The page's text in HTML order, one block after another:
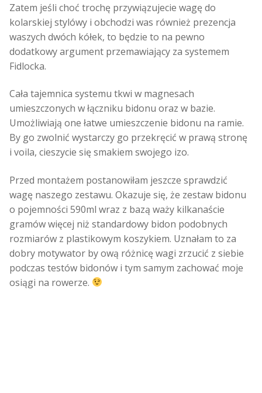
Zatem jeśli choć trochę przywiązujecie wagę do
kolarskiej stylówy i obchodzi was również prezencja
waszych dwóch kółek, to będzie to na pewno
dodatkowy argument przemawiający za systemem
Fidlocka.
Cała tajemnica systemu tkwi w magnesach
umieszczonych w łączniku bidonu oraz w bazie.
Umożliwiają one łatwe umieszczenie bidonu na ramie.
By go zwolnić wystarczy go przekręcić w prawą stronę
i voila, cieszycie się smakiem swojego izo.
Przed montażem postanowiłam jeszcze sprawdzić
wagę naszego zestawu. Okazuje się, że zestaw bidonu
o pojemności 590ml wraz z bazą waży kilkanaście
gramów więcej niż standardowy bidon podobnych
rozmiarów z plastikowym koszykiem. Uznałam to za
dobry motywator by ową różnicę wagi zrzucić z siebie
podczas testów bidonów i tym samym zachować moje
osiągi na rowerze.